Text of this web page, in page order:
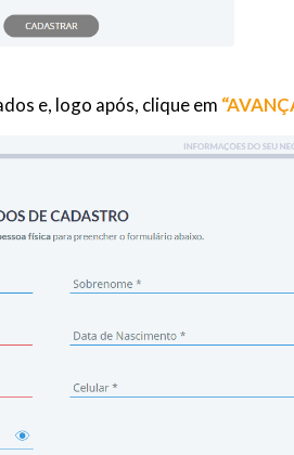
e, logo após, clique em